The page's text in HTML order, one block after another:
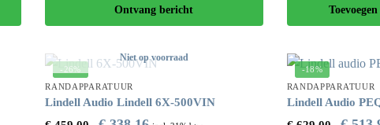
Ontvang bericht
-26%
Niet op voorraad
RANDAPPARATUUR
Lindell Audio Lindell 6X-500VIN
-18%
RANDAPPARATUUR
Lindell Audio